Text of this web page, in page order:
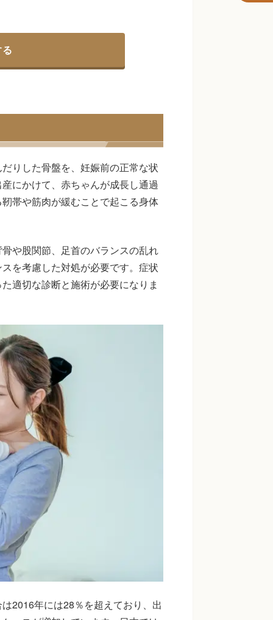
りした骨盤を、妊娠前の正常な状
にかけて、赤ちゃんが成長し通過
帯や筋肉が緩むことで起こる身体
や股関節、足首のバランスの乱れ
を考慮した対処が必要です。症状
適切な診断と施術が必要になりま
2016年には28％を超えており、出